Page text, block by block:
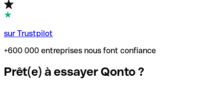
sur Trustpilot
+600 000 entreprises nous font confiance
Prêt(e) à essayer Qonto ?